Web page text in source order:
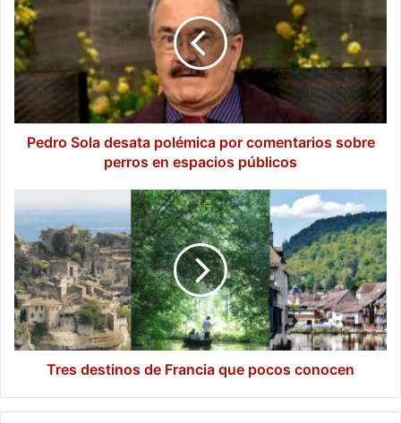
desata
polémica
por
comentarios
sobre
perros
en
espacios
Pedro Sola desata polémica por comentarios sobre
perros en espacios públicos
destinos
de
Francia
que
pocos
conocen
Tres destinos de Francia que pocos conocen